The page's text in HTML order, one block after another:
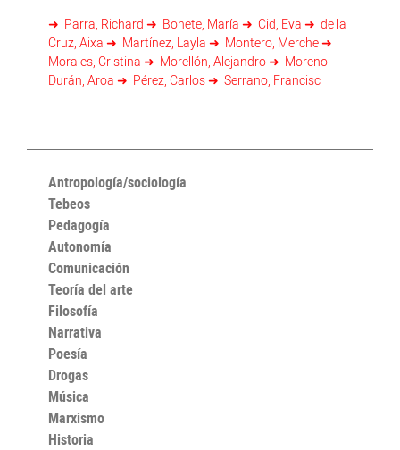
Parra, Richard Bonete, María Cid, Eva
de la
Cruz, Aixa
Martínez, Layla
Montero, Merche
Morales, Cristina
Morellón, Alejandro
Moreno
Durán, Aroa
Pérez, Carlos Serrano, Francisc
Antropología/sociología
Tebeos
Pedagogía
Autonomía
Comunicación
Teoría del arte
Filosofía
Narrativa
Poesía
Drogas
Música
Marxismo
Historia